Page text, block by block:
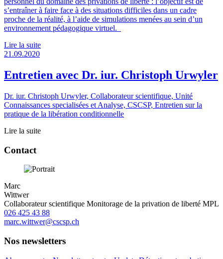
s’entraîner à faire face à des situations difficiles dans un cadre
proche de la réalité, à l’aide de simulations menées au sein d’un
environnement pédagogique virtuel.
Lire la suite
21.09.2020
Entretien avec Dr. iur. Christoph Urwyler
Dr. iur. Christoph Urwyler, Collaborateur scientifique, Unité
Connaissances specialisées et Analyse, CSCSP, Entretien sur la
pratique de la libération conditionnelle
Lire la suite
Contact
Marc
Wittwer
Collaborateur scientifique Monitorage de la privation de liberté MPL
026 425 43 88
marc.wittwer@cscsp.ch
Nos newsletters